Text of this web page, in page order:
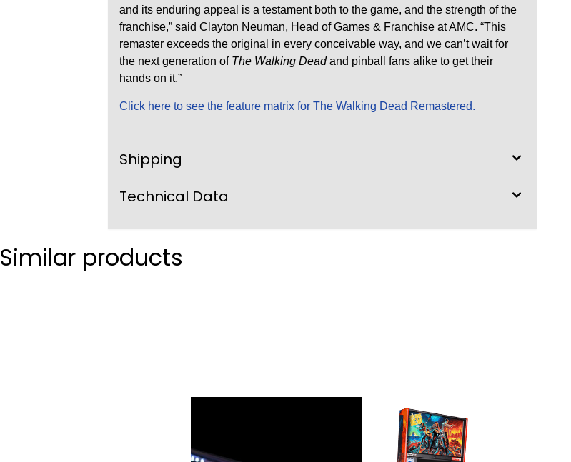
and its enduring appeal is a testament both to the game, and the strength of the
franchise,” said Clayton Neuman, Head of Games & Franchise at AMC. “This
remaster exceeds the original in every conceivable way, and we can’t wait for
the next generation of The Walking Deadand pinball fans alike to get their
hands on it.”
Click here to see the feature matrix for The Walking Dead Remastered.
Shipping
Technical Data
Similar products